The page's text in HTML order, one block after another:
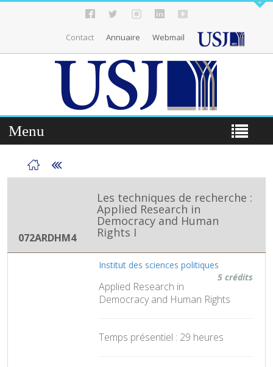
Contact Annuaire Webmail
Menu
072ARDHM4
Les techniques de recherche :
Applied Research in
Democracy and Human
Rights I
Institut des sciences politiques
5 crédits
Applied Research in
Democracy and Human Rights
Temps présentiel : 29 heures